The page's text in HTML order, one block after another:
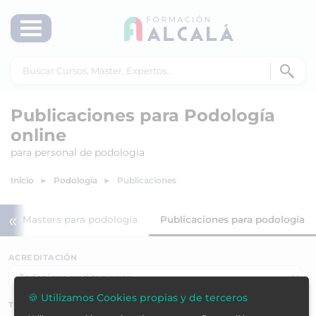
Publicaciones para Podología
online
para personal de podología
Inicio Podología Publicaciones
« Masters para podología Publicaciones para podología
ACREDITACIÓN
TEMÁTICAS
🍪 Utilizamos Cookies propias y de terceros